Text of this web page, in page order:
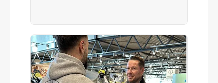
Gepäckträger
KTM Racktime tour (snap-it 1.0)